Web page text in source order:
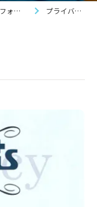
ン＆ブログ プライバシーマークに合格